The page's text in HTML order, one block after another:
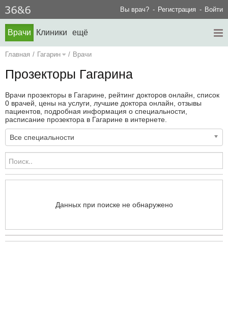
Вы врач? Регистрация Войти
Врачи Клиники ещё
Главная / Гагарин / Врачи
Прозекторы Гагарина
Врачи прозекторы в Гагарине, рейтинг докторов онлайн, список
0 врачей, цены на услуги, лучшие доктора онлайн, отзывы
пациентов, подробная информация о специальности,
расписание прозектора в Гагарине в интернете.
Все специальности
Данных при поиске не обнаружено